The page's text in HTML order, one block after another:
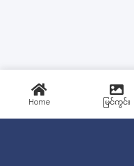
Home မြင်ကွင်း